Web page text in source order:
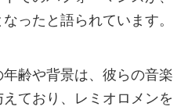
ったと語られています。
齢や背景は、彼らの音楽
ており、レミオロメンを